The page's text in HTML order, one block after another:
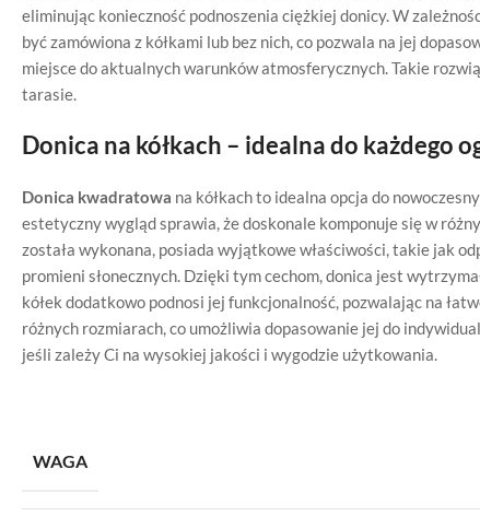
eliminując konieczność podnoszenia ciężkiej donicy. W
być zamówiona z kółkami lub bez nich, co pozwala na jej
miejsce do aktualnych warunków atmosferycznych. Takie
tarasie.
Donica na kółkach – idealna do każdego
Donica kwadratowa na kółkach to idealna opcja do
estetyczny wygląd sprawia, że doskonale komponuje się w
została wykonana, posiada wyjątkowe właściwości, takie jak
promieni słonecznych. Dzięki tym cechom, donica jest
kółek dodatkowo podnosi jej funkcjonalność, pozwalając na
różnych rozmiarach, co umożliwia dopasowanie jej do
jeśli zależy Ci na wysokiej jakości i wygodzie użytkowania.
WAGA